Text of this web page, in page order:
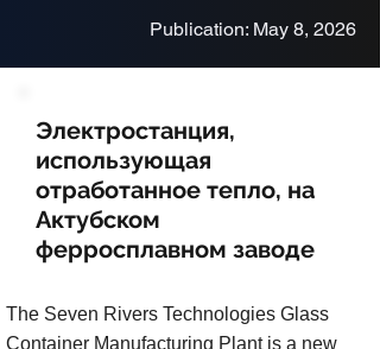
Publication: May 8, 2026
Электростанция,
использующая
отработанное тепло, на
Актубском
ферросплавном заводе
The Seven Rivers Technologies Glass
Container Manufacturing Plant is a new